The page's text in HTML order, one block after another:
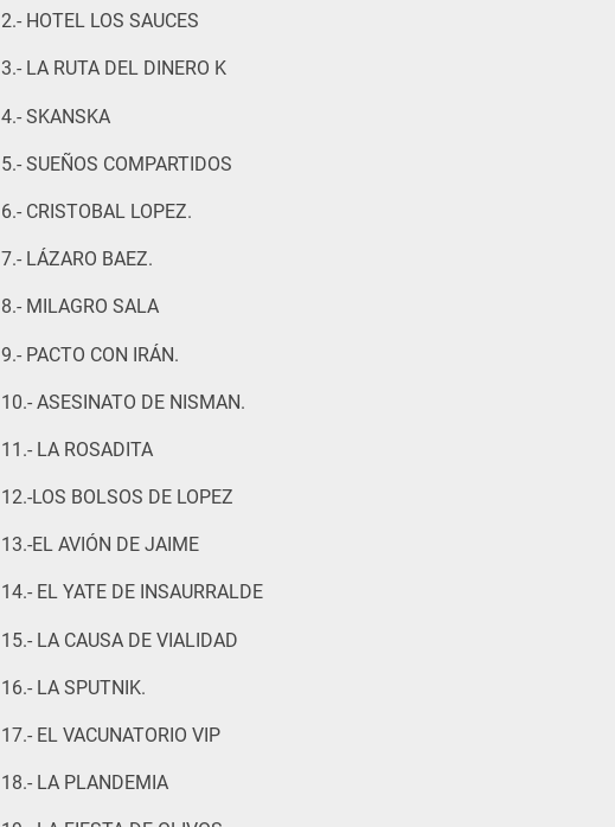
2.- HOTEL LOS SAUCES
3.- LA RUTA DEL DINERO K
4.- SKANSKA
5.- SUEÑOS COMPARTIDOS
6.- CRISTOBAL LOPEZ.
7.- LÁZARO BAEZ.
8.- MILAGRO SALA
9.- PACTO CON IRÁN.
10.- ASESINATO DE NISMAN.
11.- LA ROSADITA
12.-LOS BOLSOS DE LOPEZ
13.-EL AVIÓN DE JAIME
14.- EL YATE DE INSAURRALDE
15.- LA CAUSA DE VIALIDAD
16.- LA SPUTNIK.
17.- EL VACUNATORIO VIP
18.- LA PLANDEMIA